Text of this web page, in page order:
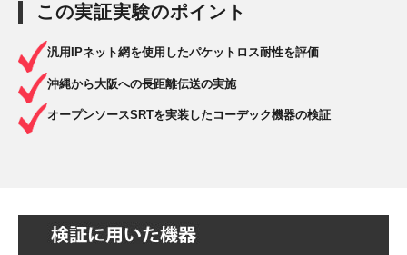
この実証実験のポイント
汎用IPネット網を使用したパケットロス耐性を評価
沖縄から大阪への長距離伝送の実施
オープンソースSRTを実装したコーデック機器の検証